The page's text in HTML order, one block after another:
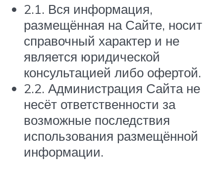
2.1. Вся информация,
размещённая на Сайте, носит
справочный характер и не
является юридической
консультацией либо офертой.
2.2. Администрация Сайта не
несёт ответственности за
возможные последствия
использования размещённой
информации.